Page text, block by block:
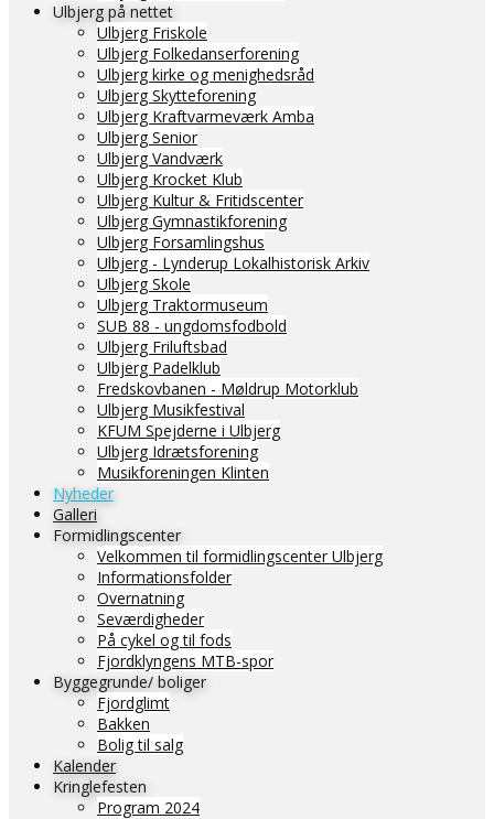
Ulbjerg på nettet
Ulbjerg Friskole
Ulbjerg Folkedanserforening
Ulbjerg kirke og menighedsråd
Ulbjerg Skytteforening
Ulbjerg Kraftvarmeværk Amba
Ulbjerg Senior
Ulbjerg Vandværk
Ulbjerg Krocket Klub
Ulbjerg Kultur & Fritidscenter
Ulbjerg Gymnastikforening
Ulbjerg Forsamlingshus
Ulbjerg - Lynderup Lokalhistorisk Arkiv
Ulbjerg Skole
Ulbjerg Traktormuseum
SUB 88 - ungdomsfodbold
Ulbjerg Friluftsbad
Ulbjerg Padelklub
Fredskovbanen - Møldrup Motorklub
Ulbjerg Musikfestival
KFUM Spejderne i Ulbjerg
Ulbjerg Idrætsforening
Musikforeningen Klinten
Nyheder
Galleri
Formidlingscenter
Velkommen til formidlingscenter Ulbjerg
Informationsfolder
Overnatning
Seværdigheder
På cykel og til fods
Fjordklyngens MTB-spor
Byggegrunde/ boliger
Fjordglimt
Bakken
Bolig til salg
Kalender
Kringlefesten
Program 2024